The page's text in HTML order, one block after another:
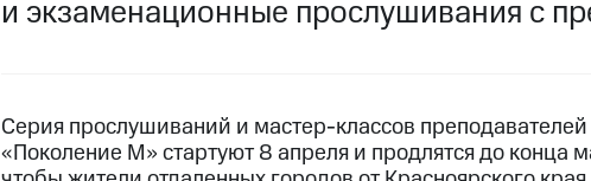
и экзаменационные прослушивания с
Серия прослушиваний и мастер-классов преподавателей
«Поколение М» стартуют 8 апреля и продлятся до конца